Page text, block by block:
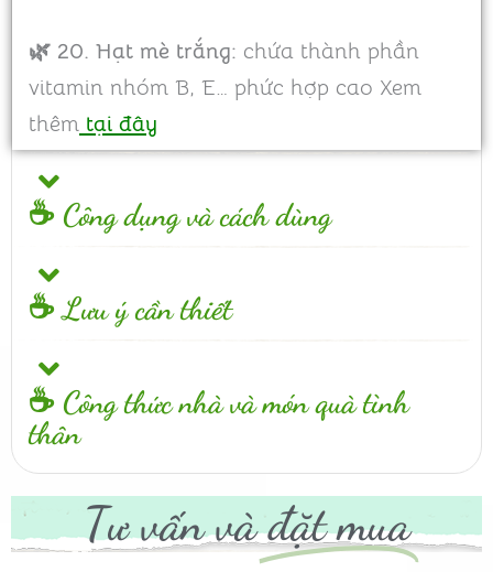
🌿 20. Hạt mè trắng: chứa thành phần
vitamin nhóm B, E… phức hợp cao Xem
thêm tại đây
☕ Công dụng và cách dùng
☕ Lưu ý cần thiết
☕ Công thức nhà và món quà tình
thân
Tư vấn vàđặt mua